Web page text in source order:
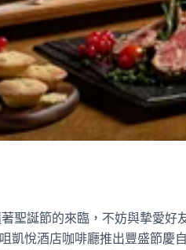
著聖誕節的來臨，不妨與摯愛好
凱悅酒店咖啡廳推出豐盛節慶